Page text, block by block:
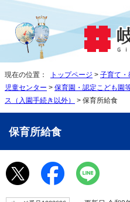
現在の位置： トップページ > 子育て・
児童センター > 保育園・認定こども園
ス（入園手続き以外）
> 保育所給食
保育所給食